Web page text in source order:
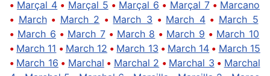
• Marçal 4 • Marçal 5 • Marçal 6 • Marçal 7• Marcano
• March• March 2 • March 3 • March 4• March 5
• March 6 • March 7• March 8 • March 9 • March 10
• March 11 • March 12 • March 13 • March 14 • March 15
• March 16 • Marchal • Marchal 2 • Marchal 3 • Marchal